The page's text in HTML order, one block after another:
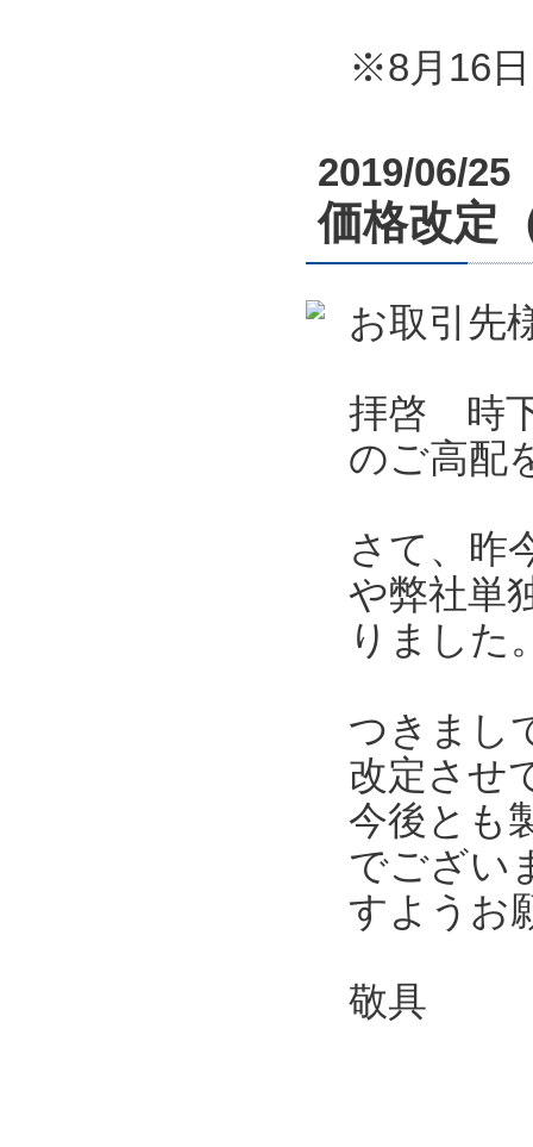
※8月16
2019/06/25
価格改定
お取引先
拝啓 時
のご高配
さて、昨
や弊社単
りました
つきまし
改定させ
今後とも
でござい
すようお
敬具